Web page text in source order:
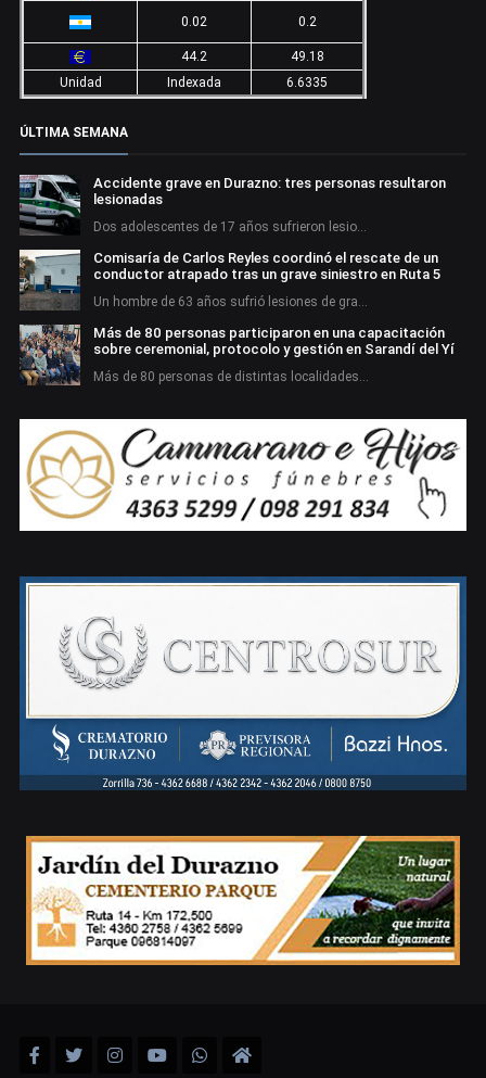
0.02 0.2
44.2
49.18
Unidad
Indexada 6.6335
ÚLTIMA SEMANA
Accidente grave en Durazno: tres personas resultaron
lesionadas
Dos adolescentes de 17 años sufrieron lesio…
Comisaría de Carlos Reyles coordinó el rescate de un
conductor atrapado tras un grave siniestro en Ruta 5
Un hombre de 63 años sufrió lesiones de gra…
Más de 80 personas participaron en una capacitación
sobre ceremonial, protocolo y gestión en Sarandí del Yí
Más de 80 personas de distintas localidades…